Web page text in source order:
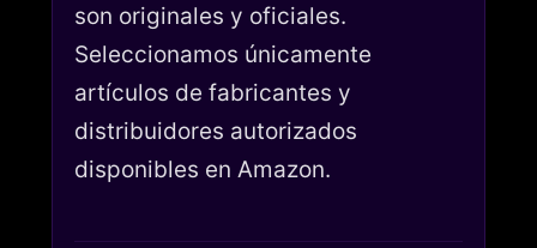
son originales y oficiales.
Seleccionamos únicamente
artículos de fabricantes y
distribuidores autorizados
disponibles en Amazon.